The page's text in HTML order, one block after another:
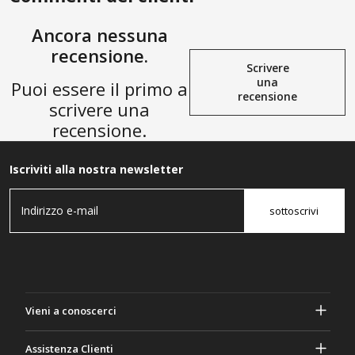
Ancora nessuna
recensione.
Puoi essere il primo a
scrivere una
recensione.
Scrivere
una
recensione
Iscriviti alla nostra newsletter
sottoscrivi
Vieni a conoscerci
Assistenza Clienti